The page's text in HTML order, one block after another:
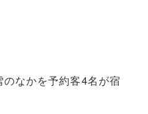
なかを予約客4名が宿